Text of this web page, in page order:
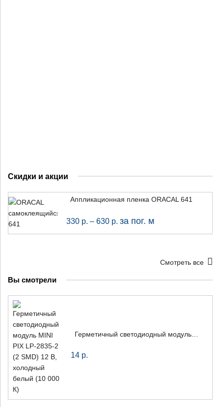
Скидки и акции
Аппликационная пленка ORACAL 641
330 р. – 630 р. за пог. м
Смотреть все
Вы смотрели
14 р.